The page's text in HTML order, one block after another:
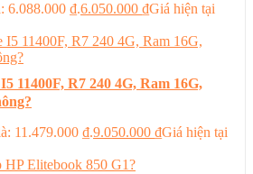
6.088.000 ₫.6.050.000 ₫Giá hiện tại
11400F, R7 240 4G, Ram 16G,
11.479.000 ₫.9.050.000 ₫Giá hiện tại